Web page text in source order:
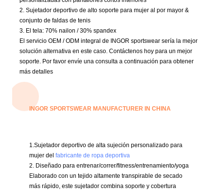
2. Sujetador deportivo de alto soporte para mujer al por mayor &
conjunto de faldas de tenis
3. El tela: 70% nailon / 30% spandex
El servicio OEM / ODM integral de INGOR sportswear sería la mejor
solución alternativa en este caso. Contáctenos hoy para un mejor
soporte. Por favor envíe una consulta a continuación para obtener
más detalles
INGOR SPORTSWEAR MANUFACTURER IN CHINA
1.Sujetador deportivo de alta sujeción personalizado para
mujer del fabricante de ropa deportiva
2. Diseñado para entrenar/correr/fitness/entrenamiento/yoga
Elaborado con un tejido altamente transpirable de secado
más rápido, este sujetador combina soporte y cobertura